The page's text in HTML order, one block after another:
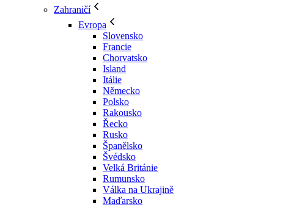
Zahraničí
Evropa
Slovensko
Francie
Chorvatsko
Island
Itálie
Německo
Polsko
Rakousko
Řecko
Rusko
Španělsko
Švédsko
Velká Británie
Rumunsko
Válka na Ukrajině
Maďarsko